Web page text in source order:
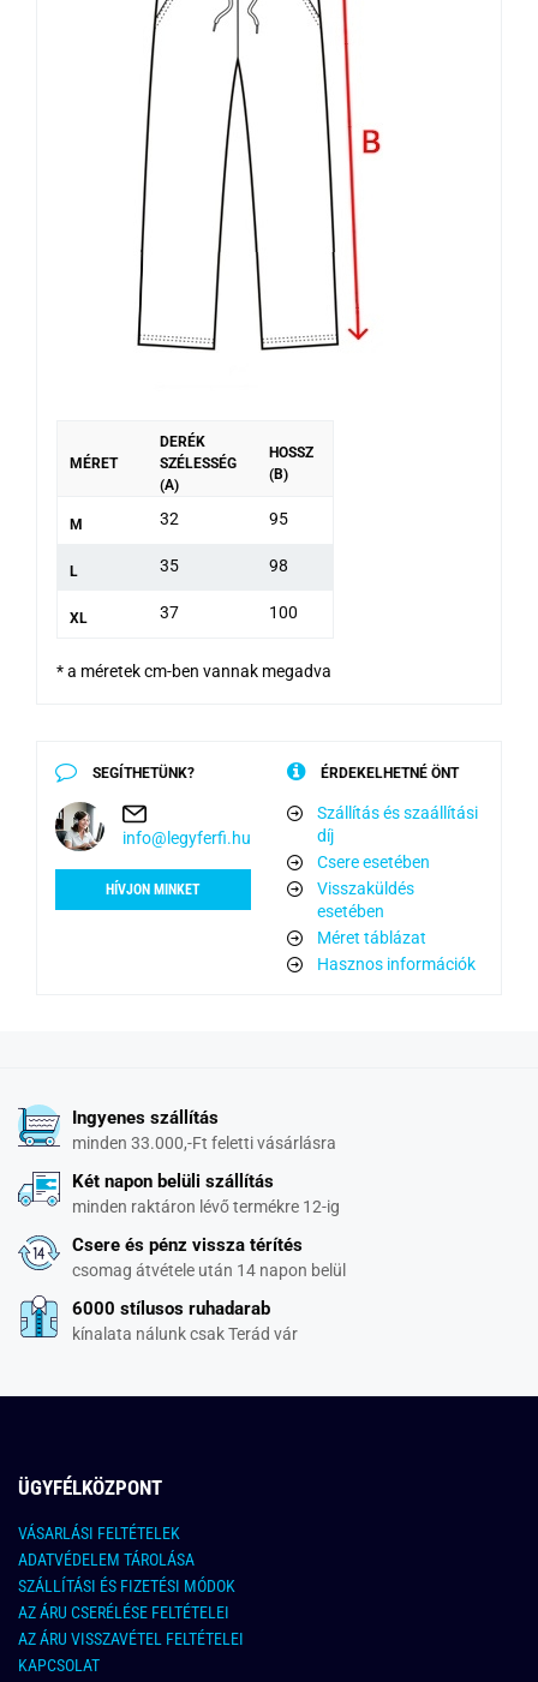
MÉRET
DERÉK
SZÉLESSÉG
(A)
HOSSZ
(B)
M 32 95
L 35 98
XL 37 100
* a méretek cm-ben vannak megadva
SEGÍTHETÜNK?
info@legyferfi.hu
HÍVJON MINKET
ÉRDEKELHETNÉ ÖNT
Szállítás és szaállítási
díj
Csere esetében
Visszaküldés
esetében
Méret táblázat
Hasznos információk
Ingyenes szállítás
minden 33.000,-Ft feletti vásárlásra
Két napon belüli szállítás
minden raktáron lévő termékre 12-ig
Csere és pénz vissza térítés
csomag átvétele után 14 napon belül
6000 stílusos ruhadarab
kínalata nálunk csak Terád vár
ÜGYFÉLKÖZPONT
VÁSARLÁSI FELTÉTELEK
ADATVÉDELEM TÁROLÁSA
SZÁLLÍTÁSI ÉS FIZETÉSI MÓDOK
AZ ÁRU CSERÉLÉSE FELTÉTELEI
AZ ÁRU VISSZAVÉTEL FELTÉTELEI
KAPCSOLAT